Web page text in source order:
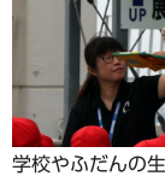
学校やふだんの